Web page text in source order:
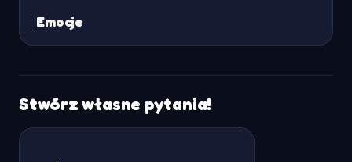
Emocje
Stwórz własne pytania!